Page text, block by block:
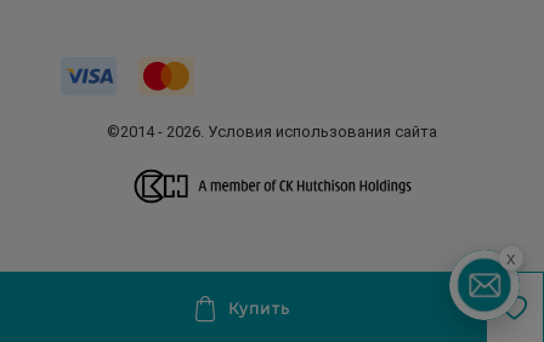
©2014 - 2026. Условия использования сайта
x